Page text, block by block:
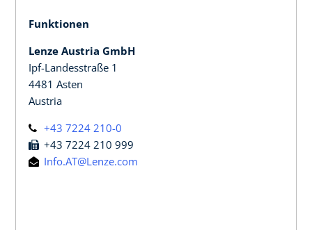
Funktionen
Lenze Austria GmbH
Ipf-Landesstraße 1
4481 Asten
Austria
+43 7224 210-0
+43 7224 210 999
Info.AT@Lenze.com